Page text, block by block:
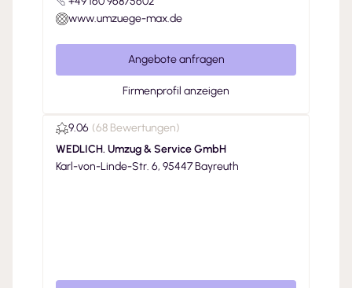
www.umzuege-max.de
Angebote anfragen
Firmenprofil anzeigen
9.06 (68 Bewertungen)
WEDLICH. Umzug & Service GmbH
Karl-von-Linde-Str. 6, 95447 Bayreuth